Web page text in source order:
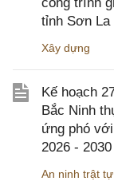
tỉnh Sơn La
Xây dựng
Kế hoạch
Bắc Ninh
ứng phó
2026 -
An ninh trật tự